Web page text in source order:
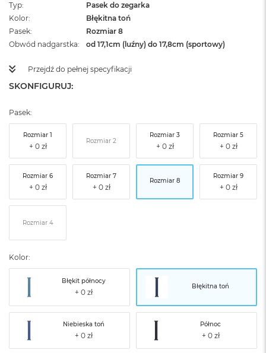
Typ
Pasek do zegarka
Kolor
Błękitna toń
Pasek
Rozmiar 8
Obwód nadgarstka
od 17,1cm (luźny) do 17,8cm (sportowy)
Przejdź do pełnej specyfikacji
SKONFIGURUJ:
Pasek:
Rozmiar 1
Rozmiar 2
Rozmiar 3 Rozmiar 5
Rozmiar 6 Rozmiar 7
Rozmiar 8
Rozmiar 9
Rozmiar 4
Kolor:
Błękit północy
Błękitna toń
Niebieska toń Północ